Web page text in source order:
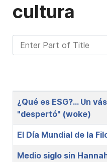
cultura
Enter Part of Title
Title
¿Qué es ESG?... Un
"despertó" (woke)
El Día Mundial de la
Medio siglo sin